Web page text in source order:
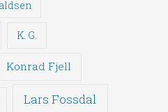
K. G.
Konrad Fjell
Lars Fossdal